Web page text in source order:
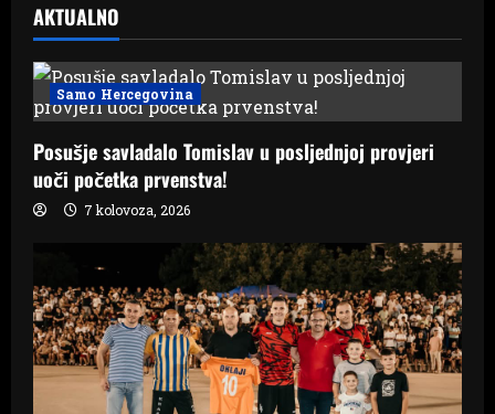
AKTUALNO
Samo Hercegovina
Posušje savladalo Tomislav u posljednjoj provjeri
uoči početka prvenstva!
7 kolovoza, 2026